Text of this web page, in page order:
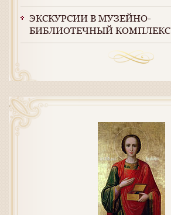
ЭКСКУРСИИ В МУЗЕЙНО-
БИБЛИОТЕЧНЫЙ КОМПЛЕКС